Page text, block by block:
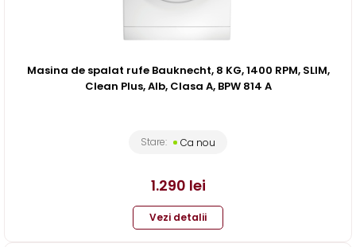
Masina de spalat rufe Bauknecht, 8 KG, 1400 RPM, SLIM,
Clean Plus, Alb, Clasa A, BPW 814 A
Stare: Ca nou
1.290 lei
Vezi detalii